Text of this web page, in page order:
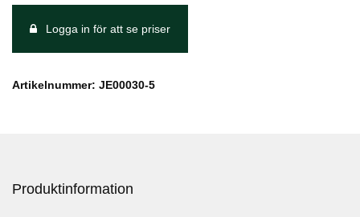
Logga in för att se priser
Artikelnummer: JE00030-5
Produktinformation